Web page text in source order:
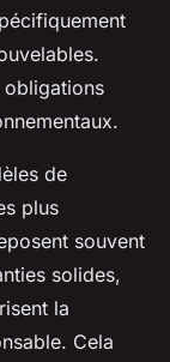
obligations
de
plus
souvent
solides,
la
Cela